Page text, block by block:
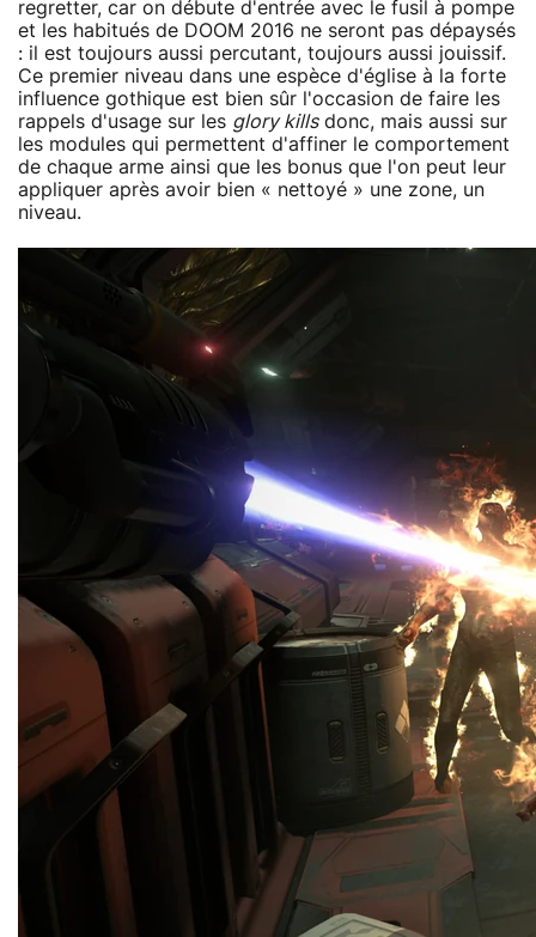
regretter, car on débute d'entrée avec le fusil à pompe
et les habitués de DOOM 2016 ne seront pas dépaysés
: il est toujours aussi percutant, toujours aussi jouissif.
Ce premier niveau dans une espèce d'église à la forte
influence gothique est bien sûr l'occasion de faire les
rappels d'usage sur les glory killsdonc, mais aussi sur
les modules qui permettent d'affiner le comportement
de chaque arme ainsi que les bonus que l'on peut leur
appliquer après avoir bien « nettoyé » une zone, un
niveau.